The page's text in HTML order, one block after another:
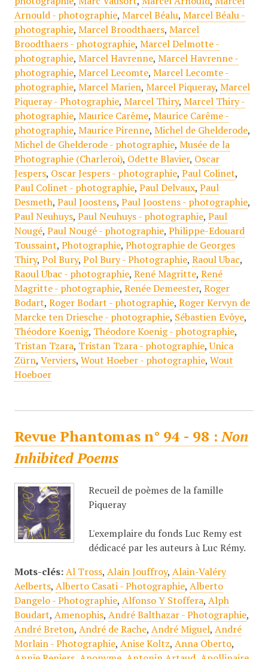
Arnould - photographie, Marcel Béalu, Marcel Béalu -
photographie, Marcel Broodthaers, Marcel
Broodthaers - photographie, Marcel Delmotte -
photographie, Marcel Havrenne, Marcel Havrenne -
photographie, Marcel Lecomte, Marcel Lecomte -
photographie, Marcel Marien, Marcel Piqueray, Marcel
Piqueray - Photographie, Marcel Thiry, Marcel Thiry -
photographie, Maurice Carême, Maurice Carême -
photographie, Maurice Pirenne, Michel de Ghelderode,
Michel de Ghelderode - photographie, Musée de la
Photographie (Charleroi), Odette Blavier, Oscar
Jespers, Oscar Jespers - photographie, Paul Colinet,
Paul Colinet - photographie, Paul Delvaux, Paul
Desmeth, Paul Joostens, Paul Joostens - photographie,
Paul Neuhuys, Paul Neuhuys - photographie, Paul
Nougé, Paul Nougé - photographie, Philippe-Edouard
Toussaint, Photographie, Photographie de Georges
Thiry, Pol Bury, Pol Bury - Photographie, Raoul Ubac,
Raoul Ubac - photographie, René Magritte, René
Magritte - photographie, Renée Demeester, Roger
Bodart, Roger Bodart - photographie, Roger Kervyn de
Marcke ten Driesche - photographie, Sébastien Evôye,
Théodore Koenig, Théodore Koenig - photographie,
Tristan Tzara, Tristan Tzara - photographie,Unica
Zürn, Verviers, Wout Hoeber - photographie, Wout
Hoeboer
Revue Phantomas n° 94 - 98 :Non
Inhibited Poems
Recueil de poèmes de la famille
Piqueray
L'exemplaire du fonds Luc Remy est
dédicacé par les auteurs à Luc Rémy.
Mots-clés: Al Tross, Alain Jouffroy, Alain-Valéry
Aelberts, Alberto Casati - Photographie, Alberto
Dangelo - Photographie, Alfonso Y Stoffera, Alph
Boudart, Amenophis, André Balthazar - Photographie,
André Breton, André de Rache, André Miguel, André
Morlain - Photographie, Anise Koltz, Anna Oberto,